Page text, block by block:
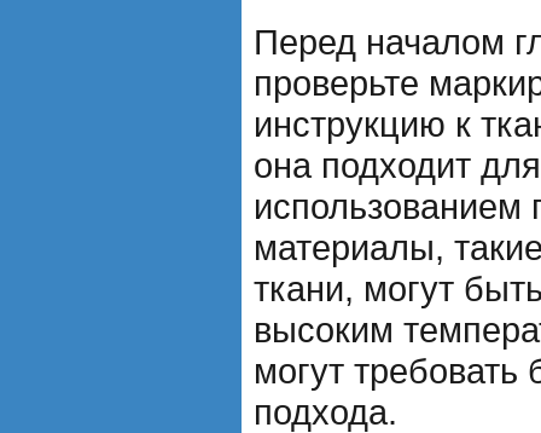
Перед началом
проверьте
инструкцию к
она подходит
использованием
материалы,
ткани, могут
высоким
могут требовать
подхода.